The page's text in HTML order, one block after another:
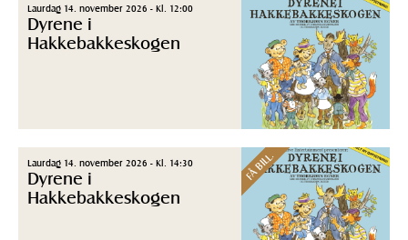
Laurdag 14. november 2026 - Kl. 12:00
Dyrene i
Hakkebakkeskogen
FÅ BILL.
Laurdag 14. november 2026 - Kl. 14:30
Dyrene i
Hakkebakkeskogen